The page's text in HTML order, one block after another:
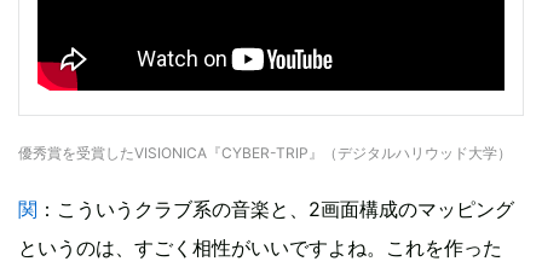
優秀賞を受賞したVISIONICA『CYBER-TRIP』（デジタルハリウッド大学）
関 ：こういうクラブ系の音楽と、2画面構成のマッピング
というのは、すごく相性がいいですよね。これを作った